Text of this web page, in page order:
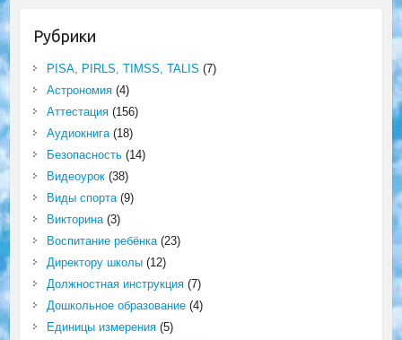
Рубрики
PISA, PIRLS, TIMSS, TALIS (7)
Астрономия(4)
Аттестация(156)
Аудиокнига(18)
Безопасность(14)
Видеоурок(38)
Виды спорта(9)
Викторина(3)
Воспитание ребёнка(23)
Директору школы(12)
Должностная инструкция(7)
Дошкольное образование(4)
Единицы измерения(5)